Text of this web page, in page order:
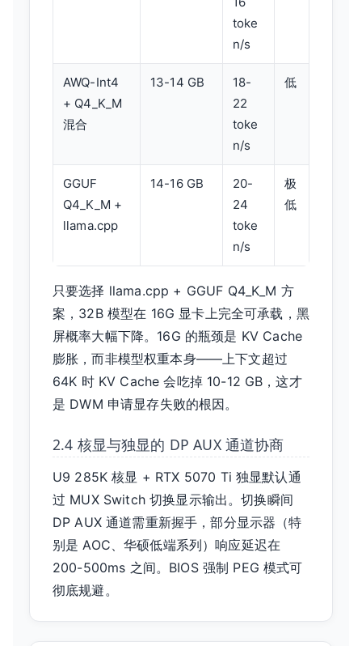
toke
n/s
AWQ-Int4
+ Q4_K_M
混合
13-14 GB
18-
22
toke
n/s
低
GGUF
Q4_K_M +
llama.cpp
14-16 GB
20-
24
toke
n/s
极
低
只要选择 llama.cpp + GGUF Q4_K_M 方
案，32B 模型在 16G 显卡上完全可承载，黑
屏概率大幅下降。16G 的瓶颈是 KV Cache
膨胀，而非模型权重本身——上下文超过
64K 时 KV Cache 会吃掉 10-12 GB，这才
是 DWM 申请显存失败的根因。
2.4 核显与独显的 DP AUX 通道协商
U9 285K 核显 + RTX 5070 Ti 独显默认通
过 MUX Switch 切换显示输出。切换瞬间
DP AUX 通道需重新握手，部分显示器（特
别是 AOC、华硕低端系列）响应延迟在
200-500ms 之间。BIOS 强制 PEG 模式可
彻底规避。